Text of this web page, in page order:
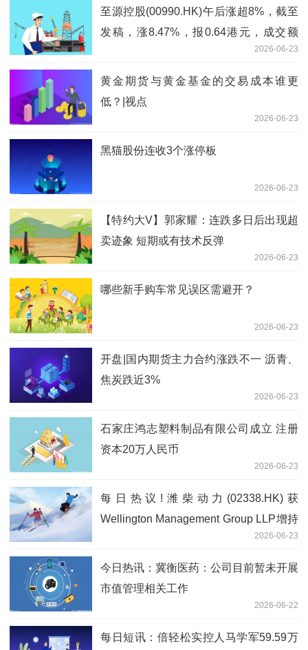
至源控股(00990.HK)午后涨超8%，截至
发稿，涨8.47%，报0.64港元，成交额
2026-06-23
黄金期货与黄金基金的交易成本谁更
低？|视点
2026-06-23
黑猫股份连收3个涨停板
2026-06-23
【特约大V】郭家耀：连跌多日后出现超
卖迹象 短期或有技术反弹
2026-06-23
哪些新手购车常见误区需避开？
2026-06-23
开盘|国内期货主力合约涨跌不一 沥青、
焦炭跌近3%
2026-06-23
石家庄鸿志塑料制品有限公司成立 注册
资本20万人民币
2026-06-23
每日热议!潍柴动力(02338.HK)获
Wellington Management Group LLP增持
2026-06-23
今日热讯：冀衡医药：公司目前暂未开展
市值管理相关工作
2026-06-22
每日短讯：倍轻松实控人马学军59.59万